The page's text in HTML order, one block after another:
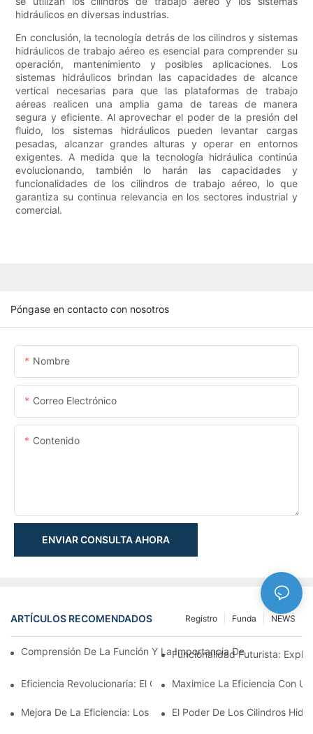
hidráulicos en diversas industrias.
En conclusión, la tecnología detrás de los cilindros y sistemas
hidráulicos de trabajo aéreo es esencial para comprender su
operación, mantenimiento y posibles aplicaciones. Los
sistemas hidráulicos brindan las capacidades de alcance
vertical necesarias para que las plataformas de trabajo
aéreas realicen una amplia gama de tareas de manera
segura y eficiente. Al aprovechar el poder de la presión del
fluido, los sistemas hidráulicos pueden levantar cargas
pesadas, alcanzar grandes alturas y operar en entornos
exigentes. A medida que la tecnología hidráulica continúa
evolucionando, también lo harán las capacidades y
funcionalidades de los cilindros de trabajo aéreo, lo que
garantiza su continua relevancia en los sectores industrial y
comercial.
Póngase en contacto con nosotros
Nombre
Correo Electrónico
Contenido
ENVIAR CONSULTA AHORA
ARTÍCULOS RECOMENDADOS NEWS
Funda
Registro
Comprensión De La Función Y La Importancia De Los Cilindros
Funcionalidad Futurista:
Eficiencia Revolucionaria: El Cilindro Telescópico Eléctrico
Maximice La Eficiencia Con
Mejora De La Eficiencia: Los Beneficios De Un Cilindro
El Poder De Los Cilindros